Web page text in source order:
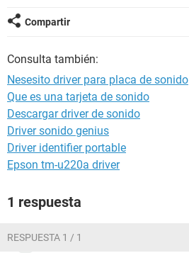
Compartir
Consulta también:
Nesesito driver para placa de sonido
Que es una tarjeta de sonido
Descargar driver de sonido
Driver sonido genius
Driver identifier portable
Epson tm-u220a driver
1 respuesta
RESPUESTA 1 / 1